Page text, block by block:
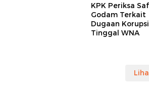
KPK Periksa
Godam Terkait
Dugaan
Tinggal WNA